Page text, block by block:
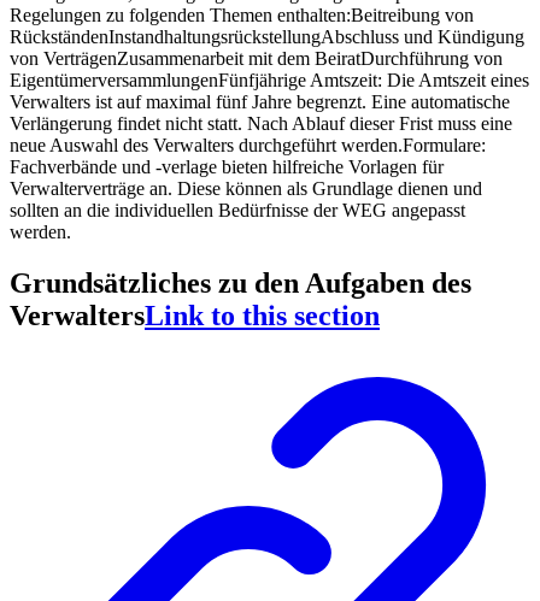
Regelungen zu folgenden Themen enthalten:Beitreibung von
RückständenInstandhaltungsrückstellungAbschluss und Kündigung
von VerträgenZusammenarbeit mit dem BeiratDurchführung von
EigentümerversammlungenFünfjährige Amtszeit: Die Amtszeit eines
Verwalters ist auf maximal fünf Jahre begrenzt. Eine automatische
Verlängerung findet nicht statt. Nach Ablauf dieser Frist muss eine
neue Auswahl des Verwalters durchgeführt werden.Formulare:
Fachverbände und -verlage bieten hilfreiche Vorlagen für
Verwalterverträge an. Diese können als Grundlage dienen und
sollten an die individuellen Bedürfnisse der WEG angepasst
werden.
Grundsätzliches zu den Aufgaben des
VerwaltersLink to this section